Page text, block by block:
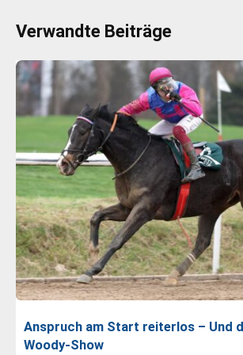
Verwandte Beiträge
Anspruch am Start reiterlos – Und
Woody-Show